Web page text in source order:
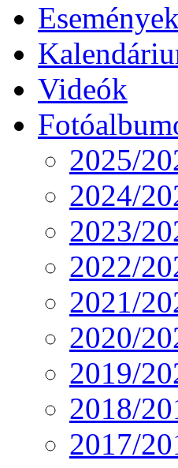
Események
Videók
2025/
2024/
2023/
2022/
2021/
2020/
2019/
2018/
2017/